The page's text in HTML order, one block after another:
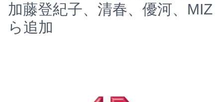
加藤登紀子、清春、優河、MIZ
ら追加